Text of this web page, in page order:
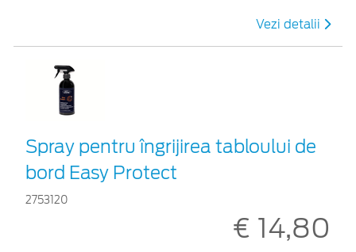
Vezi detalii
Spray pentru îngrijirea tabloului de
bord Easy Protect
2753120
€ 14,80